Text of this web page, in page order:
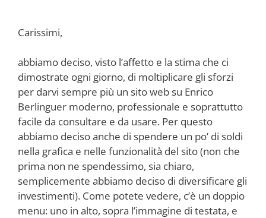
Carissimi,
abbiamo deciso, visto l’affetto e la stima che ci
dimostrate ogni giorno, di moltiplicare gli sforzi
per darvi sempre più un sito web su Enrico
Berlinguer moderno, professionale e soprattutto
facile da consultare e da usare. Per questo
abbiamo deciso anche di spendere un po’ di soldi
nella grafica e nelle funzionalità del sito (non che
prima non ne spendessimo, sia chiaro,
semplicemente abbiamo deciso di diversificare gli
investimenti). Come potete vedere, c’è un doppio
menu: uno in alto, sopra l’immagine di testata, e